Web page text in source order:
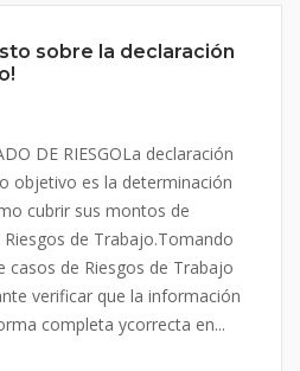
sobre la declaración
DE RIESGOLa declaración
objetivo es la determinación
cubrir sus montos de
de Trabajo.Tomando
casos de Riesgos de Trabajo
verificar que la información
completa ycorrecta en...